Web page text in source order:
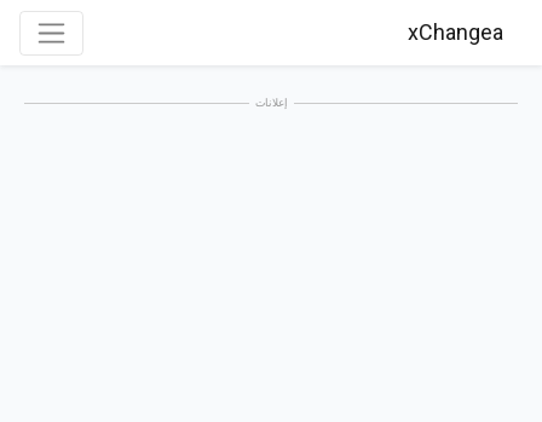
xChangea
إعلانات